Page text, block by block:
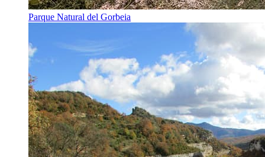
Parque Natural del Gorbeia